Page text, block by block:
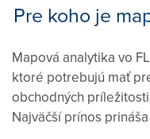
Pre koho je
Mapová analytika vo
ktoré potrebujú mať
obchodných
Najväčší prínos